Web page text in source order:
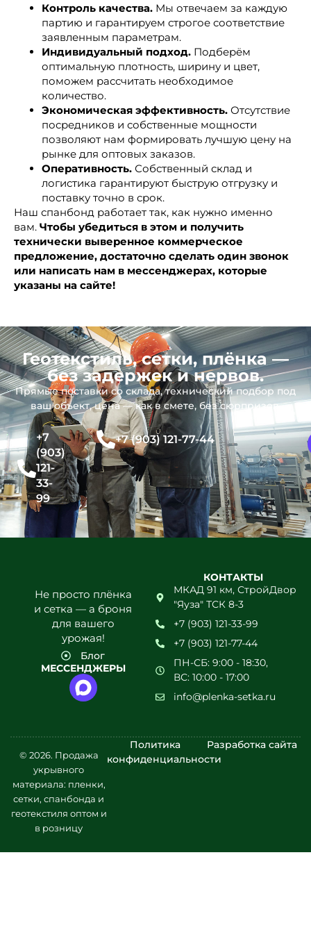
Контроль качества. Мы отвечаем за каждую
партию и гарантируем строгое соответствие
заявленным параметрам.
Индивидуальный подход. Подберём
оптимальную плотность, ширину и цвет,
поможем рассчитать необходимое
количество.
Экономическая эффективность. Отсутствие
посредников и собственные мощности
позволяют нам формировать лучшую цену на
рынке для оптовых заказов.
Оперативность. Собственный склад и
логистика гарантируют быструю отгрузку и
поставку точно в срок.
Наш спанбонд работает так, как нужно именно
вам. Чтобы убедиться в этом и получить
технически выверенное коммерческое
предложение, достаточно сделать один звонок
или написать нам в мессенджерах, которые
указаны на сайте!
Геотекстиль, сетки, плёнка —
без задержек и нервов.
Прямые поставки со склада, технический подбор под
ваш объект, цена — как в смете, без сюрпризов.
+7
(903)
121-
33-
99
+7 (903) 121-77-44
Не просто плёнка
и сетка — а броня
для вашего
урожая!
Блог
МЕССЕНДЖЕРЫ
КОНТАКТЫ
МКАД 91 км, СтройДвор
"Яуза" ТСК 8-3
+7 (903) 121-33-99
+7 (903) 121-77-44
ПН-СБ: 9:00 - 18:30,
ВС: 10:00 - 17:00
info@plenka-setka.ru
© 2026. Продажа
укрывного
материала: пленки,
сетки, спанбонда и
геотекстиля оптом и
в розницу
Политика
конфиденциальности
Разработка сайта